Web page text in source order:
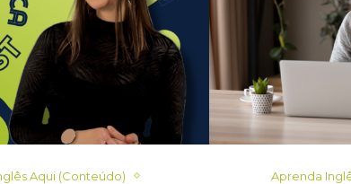
Aqui (Conteúdo)
Aprenda